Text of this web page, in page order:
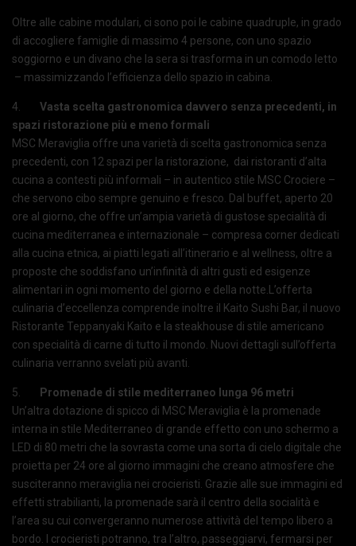
Oltre alle cabine modulari, ci sono poi le cabine quadruple, in grado
di accogliere famiglie di massimo 4 persone, con uno spazio
soggiorno e un divano che la sera si trasforma in un comodo letto
– massimizzando l’efficienza dello spazio in cabina.
4. Vasta scelta gastronomica davvero senza precedenti, in
spazi ristorazione più e meno formali
MSC Meraviglia offre una varietà di scelta gastronomica senza
precedenti, con 12 spazi per la ristorazione, dai ristoranti d’alta
cucina a contesti più informali – in autentico stile MSC Crociere –
che servono cibo sempre genuino e fresco. Dal buffet, aperto 20
ore al giorno, che offre un’ampia varietà di gustose specialità di
cucina mediterranea e internazionale – compresa corner dedicati
alla cucina etnica, ai piatti legati all’itinerario e al wellness, oltre a
proposte che soddisfano un’infinità di altri gusti ed esigenze
alimentari in ogni momento del giorno e della notte.L’offerta
culinaria d’eccellenza comprende inoltre il Kaito Sushi Bar, il nuovo
Ristorante Teppanyaki Kaito e la steakhouse di stile americano
con specialità di carne di tutto il mondo. Nuovi dettagli sull’offerta
culinaria verranno svelati più avanti.
5.
Promenade di stile mediterraneo lunga 96 metri
Un’altra dotazione di spicco di MSC Meraviglia è la promenade
interna in stile Mediterraneo di grande effetto con uno schermo a
LED di 80 metri che la sovrasta come una sorta di cielo digitale che
proietta per 24 ore al giorno immagini che creano atmosfere che
susciteranno meraviglia nei crocieristi. Grazie alle sue immagini ed
effetti strabilianti, la promenade sarà il centro della socialità e
l’area su cui convergeranno numerose attività del tempo libero a
bordo. I crocieristi potranno, tra l’altro, passeggiarvi, fermarsi per